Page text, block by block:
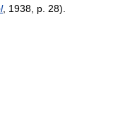
, 1938, p. 28).